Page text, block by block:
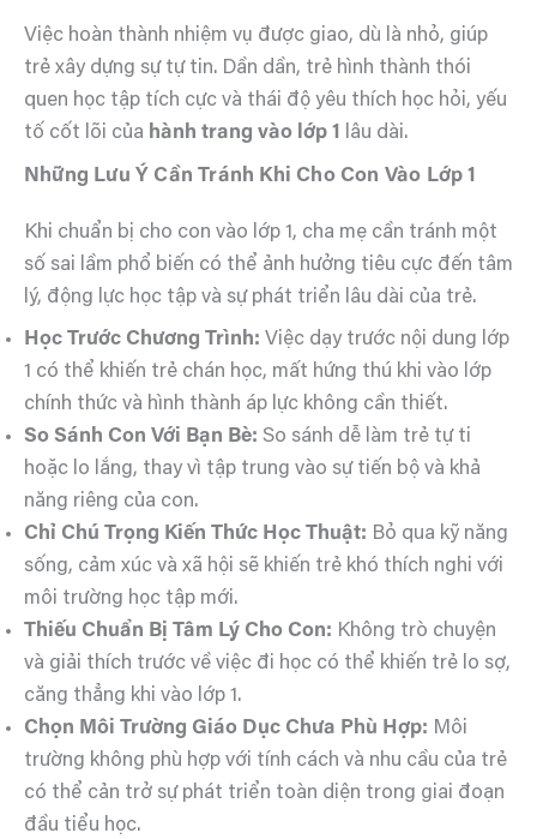
Việc hoàn thành nhiệm vụ được giao, dù là nhỏ, giúp
trẻ xây dựng sự tự tin. Dần dần, trẻ hình thành thói
quen học tập tích cực và thái độ yêu thích học hỏi, yếu
tố cốt lõi của hành trang vào lớp 1 lâu dài.
Những Lưu Ý Cần Tránh Khi Cho Con Vào Lớp 1
Khi chuẩn bị cho con vào lớp 1, cha mẹ cần tránh một
số sai lầm phổ biến có thể ảnh hưởng tiêu cực đến tâm
lý, động lực học tập và sự phát triển lâu dài của trẻ.
Học Trước Chương Trình: Việc dạy trước nội dung lớp
1 có thể khiến trẻ chán học, mất hứng thú khi vào lớp
chính thức và hình thành áp lực không cần thiết.
So Sánh Con Với Bạn Bè: So sánh dễ làm trẻ tự ti
hoặc lo lắng, thay vì tập trung vào sự tiến bộ và khả
năng riêng của con.
Chỉ Chú Trọng Kiến Thức Học Thuật: Bỏ qua kỹ năng
sống, cảm xúc và xã hội sẽ khiến trẻ khó thích nghi với
môi trường học tập mới.
Thiếu Chuẩn Bị Tâm Lý Cho Con: Không trò chuyện
và giải thích trước về việc đi học có thể khiến trẻ lo sợ,
căng thẳng khi vào lớp 1.
Chọn Môi Trường Giáo Dục Chưa Phù Hợp: Môi
trường không phù hợp với tính cách và nhu cầu của trẻ
có thể cản trở sự phát triển toàn diện trong giai đoạn
đầu tiểu học.